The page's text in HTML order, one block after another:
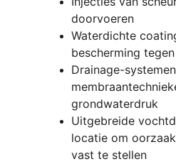
doorvoeren
Waterdichte
bescherming
Drainage-
grondwaterdruk
Uitgebreide
locatie om
vast te stellen